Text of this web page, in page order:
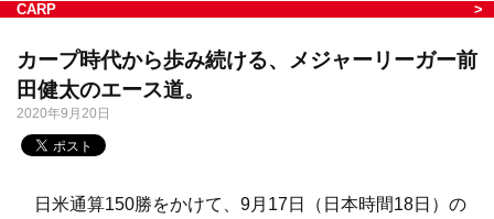
CARP
カープ時代から歩み続ける、メジャーリーガー前
田健太のエース道。
2020年9月20日
日米通算150勝をかけて、9月17日（日本時間18日）の